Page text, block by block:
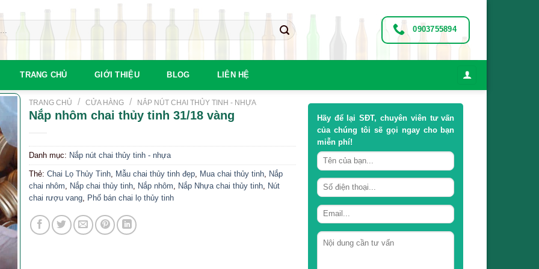
0903755894
TRANG CHỦ GIỚI THIỆU BLOG LIÊN HỆ
TRANG CHỦ / CỬA HÀNG / NẮP NÚT CHAI THỦY TINH - NHỰA
Nắp nhôm chai thủy tinh 31/18 vàng
Danh mục: Nắp nút chai thủy tinh - nhựa
Thẻ:Chai Lọ Thủy Tinh Mẫu chai thủy tinh đẹp Mua chai thủy tinh
Nắp
chai nhôm
Nắp chai thủy tinh Nắp nhôm Nắp Nhựa chai thủy tinh
Nút
chai rượu vang
Phố bán chai lọ thủy tinh
Hãy để lại SĐT, chuyên viên tư vấn
của chúng tôi sẽ gọi ngay cho bạn
miễn phí!